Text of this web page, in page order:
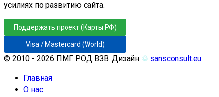
усилиях по развитию сайта.
Поддержать проект (Карты РФ)
Visa / Mastercard (World)
© 2010 - 2026 ПМГ РОД ВЗВ. Дизайн ♲ sansconsult.eu
Главная
О нас